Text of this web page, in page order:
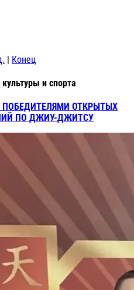
| Конец
и спорта
ОТКРЫТЫХ
ПО ДЖИУ-ДЖИТСУ